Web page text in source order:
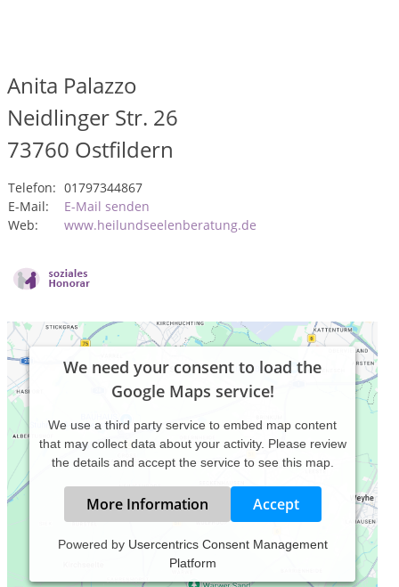
Anita Palazzo
Neidlinger Str. 26
73760 Ostfildern
Telefon: 01797344867
E-Mail:
E-Mail senden
Web:
www.heilundseelenberatung.de
We need your consent to load the
Google Maps service!
We use a third party service to embed map content
that may collect data about your activity. Please review
the details and accept the service to see this map.
More Information Accept
Powered by Usercentrics Consent Management
Platform